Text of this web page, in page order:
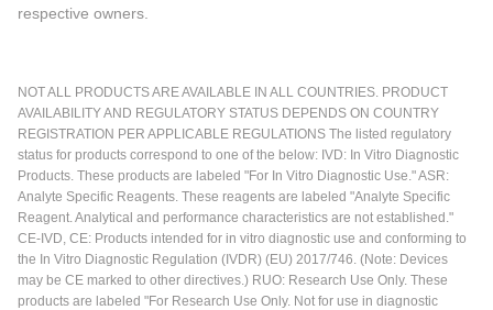
respective owners.
NOT ALL PRODUCTS ARE AVAILABLE IN ALL COUNTRIES. PRODUCT
AVAILABILITY AND REGULATORY STATUS DEPENDS ON COUNTRY
REGISTRATION PER APPLICABLE REGULATIONS The listed regulatory
status for products correspond to one of the below: IVD: In Vitro Diagnostic
Products. These products are labeled "For In Vitro Diagnostic Use." ASR:
Analyte Specific Reagents. These reagents are labeled "Analyte Specific
Reagent. Analytical and performance characteristics are not established."
CE-IVD, CE: Products intended for in vitro diagnostic use and conforming to
the In Vitro Diagnostic Regulation (IVDR) (EU) 2017/746. (Note: Devices
may be CE marked to other directives.) RUO: Research Use Only. These
products are labeled "For Research Use Only. Not for use in diagnostic